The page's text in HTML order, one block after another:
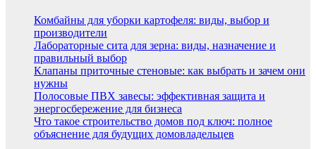
Комбайны для уборки картофеля: виды, выбор и
производители
Лабораторные сита для зерна: виды, назначение и
правильный выбор
Клапаны приточные стеновые: как выбрать и зачем они
нужны
Полосовые ПВХ завесы: эффективная защита и
энергосбережение для бизнеса
Что такое строительство домов под ключ: полное
объяснение для будущих домовладельцев